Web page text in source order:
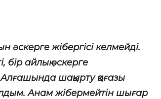
жібергісі келмейді.
бір айлық әскерге
Алғашында шақырту қағазы
Анам жібермейтін шығар